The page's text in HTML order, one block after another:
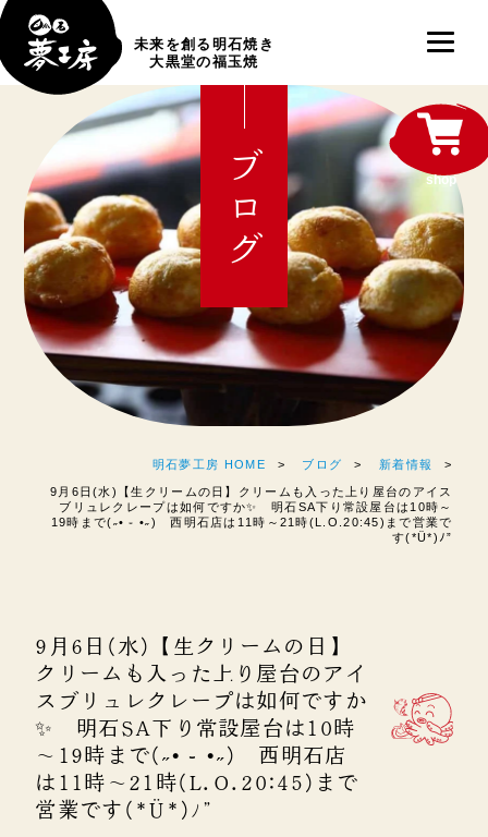
未来を創る明石焼き
大黒堂の福玉焼
ブログ
明石夢工房 HOME ブログ 新着情報
9月6日(水)【生クリームの日】クリームも入った上り屋台のアイス
ブリュレクレープは如何ですか✨ 明石SA下り常設屋台は10時～
19時まで(˶• ֊ •˶) 西明石店は11時～21時(L.O.20:45)まで営業で
す(*Ü*)ﾉ”
9月6日(水)【生クリームの日】
クリームも入った上り屋台のアイ
スブリュレクレープは如何ですか
✨ 明石SA下り常設屋台は10時
～19時まで(˶• ֊ •˶) 西明石店
は11時～21時(L.O.20:45)まで
営業です(*Ü*)ﾉ”
shop